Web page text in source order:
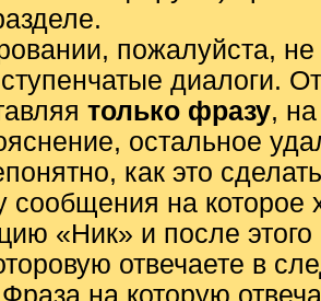
пожалуйста, не
диалоги.
только фразу,
остальное
как это
сообщения на которое
«Ник» и после этого
отвечаете в
Фраза на которую